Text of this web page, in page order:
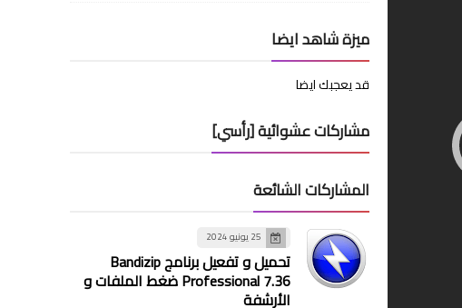
ميزة شاهد ايضا
قد يعجبك ايضا
مشاركات عشوائية [رأسي]
المشاركات الشائعة
25 يونيو 2024
تحميل و تفعيل برنامج Bandizip
Professional 7.36 ضغط الملفات و
الأرشفة